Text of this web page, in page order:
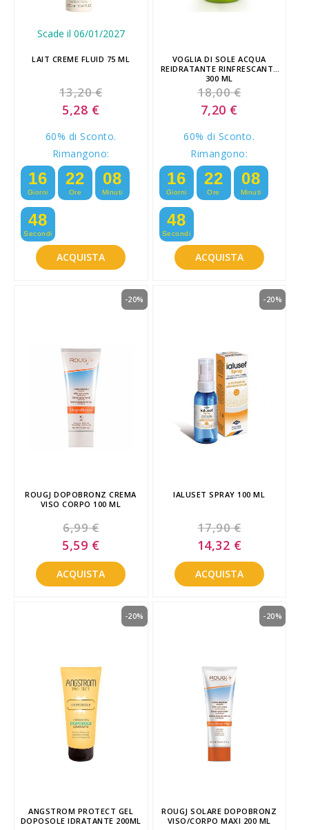
Scade il 06/01/2027
LAIT CREME FLUID 75 ML
13,20 €
Special
Price
5,28 €
60% di Sconto.
Rimangono:
16
Giorni
22
Ore
08
Minuti
47
Secondi
ACQUISTA
VOGLIA DI SOLE ACQUA
REIDRATANTE RINFRESCANTE
300 ML
18,00 €
Special
Price
7,20 €
60% di Sconto.
Rimangono:
16
Giorni
22
Ore
08
Minuti
47
Secondi
ACQUISTA
ROUGJ DOPOBRONZ CREMA
VISO CORPO 100 ML
6,99 €
-20%
Special
Price
5,59 €
ACQUISTA
IALUSET SPRAY 100 ML
17,90 €
-20%
Special
Price
14,32 €
ACQUISTA
ANGSTROM PROTECT GEL
DOPOSOLE IDRATANTE 200ML
-20%
ROUGJ SOLARE DOPOBRONZ
VISO/CORPO MAXI 200 ML
-20%